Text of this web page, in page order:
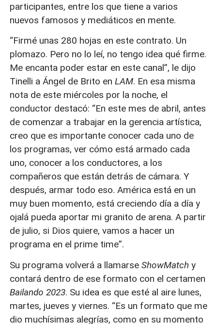
participantes, entre los que tiene a varios
nuevos famosos y mediáticos en mente.
“Firmé unas 280 hojas en este contrato. Un
plomazo. Pero no lo leí, no tengo idea qué firme.
Me encanta poder estar en este canal”, le dijo
Tinelli a Ángel de Brito en LAM. En esa misma
nota de este miércoles por la noche, el
conductor destacó: “En este mes de abril, antes
de comenzar a trabajar en la gerencia artística,
creo que es importante conocer cada uno de
los programas, ver cómo está armado cada
uno, conocer a los conductores, a los
compañeros que están detrás de cámara. Y
después, armar todo eso. América está en un
muy buen momento, está creciendo día a día y
ojalá pueda aportar mi granito de arena. A partir
de julio, si Dios quiere, vamos a hacer un
programa en el prime time”.
Su programa volverá a llamarse ShowMatch y
contará dentro de ese formato con el certamen
Bailando 2023. Su idea es que esté al aire lunes,
martes, jueves y viernes. “Es un formato que me
dio muchísimas alegrías, como en su momento